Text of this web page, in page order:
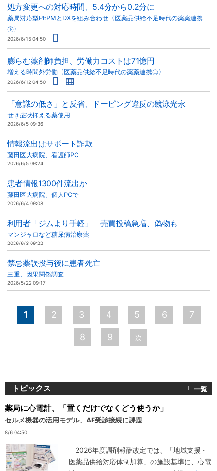
処方変更への対応時間、5.4分から0.2分に
薬局対応型PBPMとDXを組み合わせ〈医薬品供給不足時代の薬薬連携
㊦〉
2026/6/15 04:50
膨らむ薬剤師負担、労働力コストは71億円
増える時間外労働〈医薬品供給不足時代の薬薬連携㊤〉
2026/6/12 04:50
「意識の低さ」と反省、ドーピング違反の競泳光永
せき症状抑える薬使用
2026/6/5 09:36
情報流出はサポート詐欺
藤田医大病院、看護師PC
2026/6/5 09:24
患者情報1300件流出か
藤田医大病院、個人PCで
2026/6/4 09:08
利用者「ジムより手軽」 売買投稿急増、偽物も
マンジャロなど糖尿病治療薬
2026/6/3 09:22
禁忌薬誤投与後に患者死亡
三重、因果関係調査
2026/5/22 09:17
ペ
ー
1 2 3 4 5 6 7
8 9 次
トピックス
薬局に心電計、「置くだけでなくどう使うか」
セルメ機器の活用モデル、AF受診接続に課題
8/6 04:50
2026年度調剤報酬改定では、「地域支援・
医薬品供給対応体制加算」の施設基準に、心電